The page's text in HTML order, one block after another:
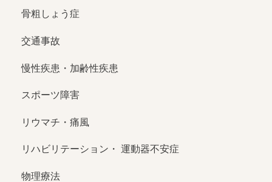
骨粗しょう症
交通事故
慢性疾患・加齢性疾患
スポーツ障害
リウマチ・痛風
リハビリテーション・ 運動器不安症
物理療法